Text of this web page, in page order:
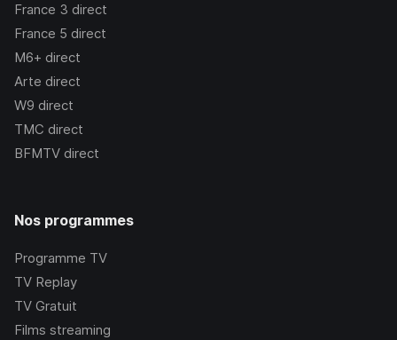
France 3 direct
France 5 direct
M6+ direct
Arte direct
W9 direct
TMC direct
BFMTV direct
Nos programmes
Programme TV
TV Replay
TV Gratuit
Films streaming